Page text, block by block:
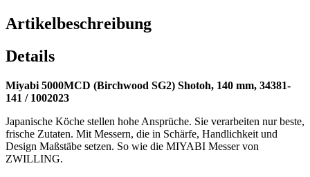
Artikelbeschreibung
Details
Miyabi 5000MCD (Birchwood SG2) Shotoh, 140 mm, 34381-
141 / 1002023
Japanische Köche stellen hohe Ansprüche. Sie verarbeiten nur beste,
frische Zutaten. Mit Messern, die in Schärfe, Handlichkeit und
Design Maßstäbe setzen. So wie die MIYABI Messer von
ZWILLING.